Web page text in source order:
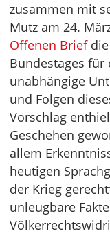
zusammen mit
Mutz am 24.
Offenen Briefdie
Bundestages für
unabhängige
und Folgen
Vorschlag
Geschehen
allem
heutigen
der Krieg
unleugbare